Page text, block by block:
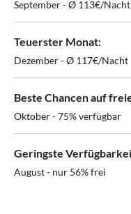
September - Ø 113€/Nacht
Teuerster Monat:
Dezember - Ø 117€/Nacht
Beste Chancen auf
Oktober - 75% verfügbar
Geringste
August - nur 56% frei